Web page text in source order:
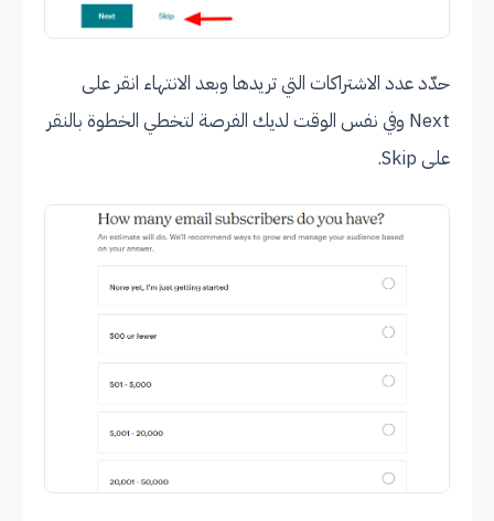
حدّد عدد الاشتراكات التي تريدها وبعد الانتهاء انقر على
Next وفي نفس الوقت لديك الفرصة لتخطي الخطوة بالنقر
على Skip.